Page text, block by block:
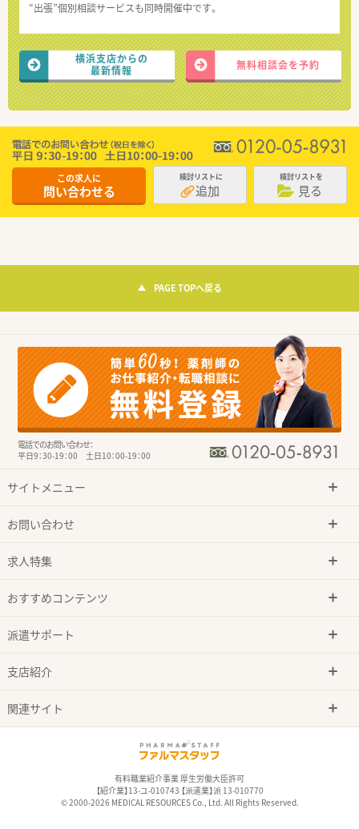
“出張”個別相談サービスも同時開催中です。
横浜支店からの
最新情報
無料相談会を予約
この求人に
問い合わせる
検討リストに
追加
検討リストを
見る
PAGE TOPへ戻る
電話でのお問い合わせ：
平日9：30-19：00 土日10：00-19：00
サイトメニュー
お問い合わせ
求人特集
おすすめコンテンツ
派遣サポート
支店紹介
関連サイト
有料職業紹介事業 厚生労働大臣許可
【紹介業】13-ユ-010743 【派遣業】派 13-010770
© 2000-2026 MEDICAL RESOURCES Co., Ltd. All Rights Reserved.